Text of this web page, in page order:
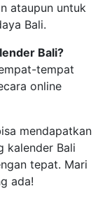
ataupun untuk
Bali.
Bali?
tempat
online
mendapatkan
kalender Bali
tepat. Mari
ada!